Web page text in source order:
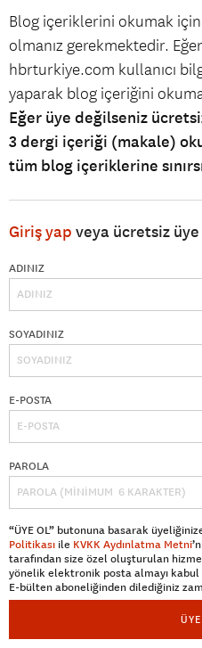
Blog içeriklerini okumak
olmanız gerekmektedir.
hbrturkiye.com kullanıcı
yaparak blog içeriğini
Eğer üye değilseniz
3 dergi içeriği (makale)
tüm blog içeriklerine
Giriş yap veya ücretsiz
ADINIZ
SOYADINIZ
E-POSTA
PAROLA
“ÜYE OL” butonuna basarak
Politikası ile KVKK Aydınlatma Metni
tarafından size özel oluşturulan
yönelik elektronik posta almayı kabul
E-bülten aboneliğinden dilediğiniz